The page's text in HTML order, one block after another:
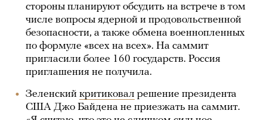
стороны планируют обсудить на встрече в том
числе вопросы ядерной и продовольственной
безопасности, а также обмена военнопленных
по формуле «всех на всех». На саммит
пригласили более 160 государств. Россия
приглашения не получила.
Зеленский критиковал решение президента
США Джо Байдена не приезжать на саммит.